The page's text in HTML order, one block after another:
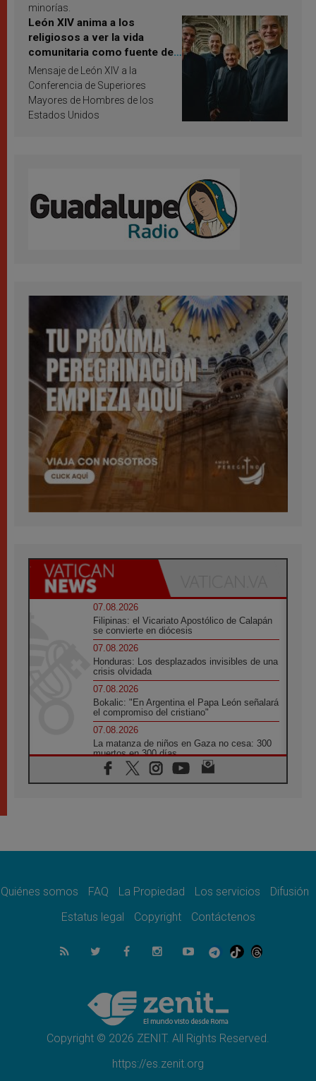
minorías.
León XIV anima a los
religiosos a ver la vida
comunitaria como fuente de
inspiración y santificación
Mensaje de León XIV a la
Conferencia de Superiores
Mayores de Hombres de los
Estados Unidos
07.08.2026
Filipinas: el Vicariato Apostólico de Calapán
se convierte en diócesis
07.08.2026
Honduras: Los desplazados invisibles de una
crisis olvidada
07.08.2026
Bokalic: "En Argentina el Papa León señalará
el compromiso del cristiano"
07.08.2026
La matanza de niños en Gaza no cesa: 300
muertos en 300 días
07.08.2026
Tagle: La guerra desfigura el mundo, solo la
como misión al servicio del Evangelio
SIGNIS 2026, dar voz a las religiosas en el
07.08.2026
Lanzan un proyecto de empoderamiento
Programa oficial del Viaje Apostólico del
Papa León XIV a Francia
Quiénes somos FAQ La Propiedad Los servicios
Difusión
Estatus legal
Copyright Contáctenos
Copyright © 2026 ZENIT. All Rights Reserved.
https://es.zenit.org